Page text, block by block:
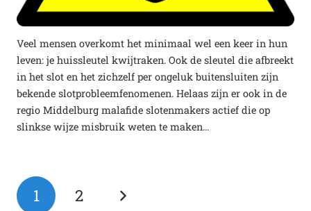
Veel mensen overkomt het minimaal wel een keer in hun
leven: je huissleutel kwijtraken. Ook de sleutel die afbreekt
in het slot en het zichzelf per ongeluk buitensluiten zijn
bekende slotprobleemfenomenen. Helaas zijn er ook in de
regio Middelburg malafide slotenmakers actief die op
slinkse wijze misbruik weten te maken…
1 2